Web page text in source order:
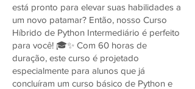
está pronto para elevar suas habilidades a
um novo patamar? Então, nosso Curso
Híbrido de Python Intermediário é perfeito
para você! 🎓✨ Com 60 horas de
duração, este curso é projetado
especialmente para alunos que já
concluíram um curso básico de Python e